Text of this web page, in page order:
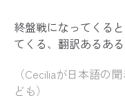
終盤戦になってくる
てくる、翻訳あるある
（Ceciliaが日本語の
ども）